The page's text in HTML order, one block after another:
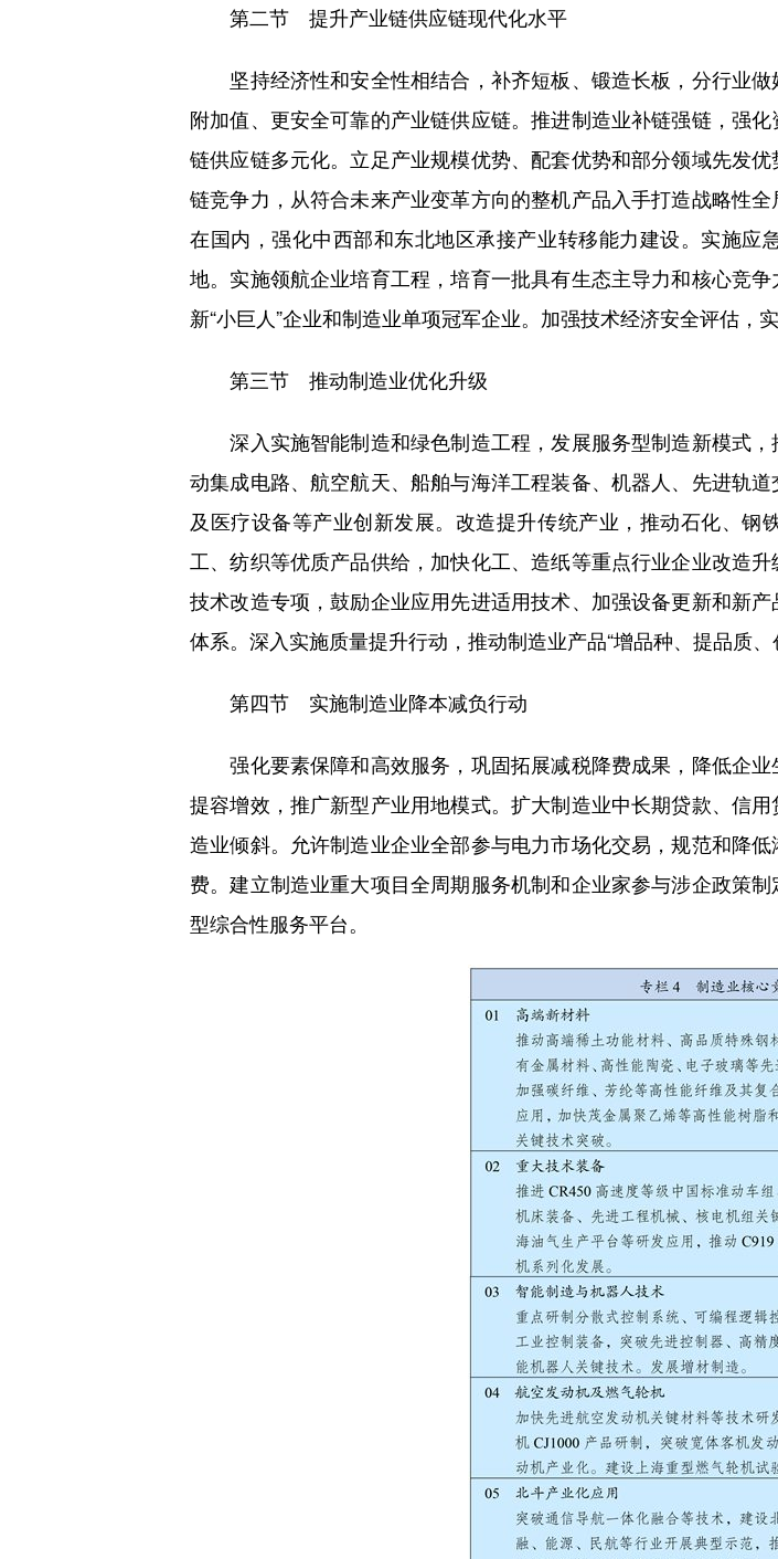
第二节 提升产业链供应链现代化水平
坚持经济性和安全性相结合，补齐短板、锻造长板，分行业做
附加值、更安全可靠的产业链供应链。推进制造业补链强链，强
链供应链多元化。立足产业规模优势、配套优势和部分领域先发
链竞争力，从符合未来产业变革方向的整机产品入手打造战略性
在国内，强化中西部和东北地区承接产业转移能力建设。实施
地。实施领航企业培育工程，培育一批具有生态主导力和核心竞
新“小巨人”企业和制造业单项冠军企业。加强技术经济安全评估，
第三节 推动制造业优化升级
深入实施智能制造和绿色制造工程，发展服务型制造新模式，
动集成电路、航空航天、船舶与海洋工程装备、机器人、先进轨
及医疗设备等产业创新发展。改造提升传统产业，推动石化、
工、纺织等优质产品供给，加快化工、造纸等重点行业企业改造
技术改造专项，鼓励企业应用先进适用技术、加强设备更新和新
体系。深入实施质量提升行动，推动制造业产品“增品种、提品质、
第四节 实施制造业降本减负行动
强化要素保障和高效服务，巩固拓展减税降费成果，降低企业
提容增效，推广新型产业用地模式。扩大制造业中长期贷款、信
造业倾斜。允许制造业企业全部参与电力市场化交易，规范和降
费。建立制造业重大项目全周期服务机制和企业家参与涉企政策
型综合性服务平台。